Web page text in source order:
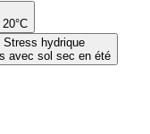
Stress hydrique
avec sol sec en été